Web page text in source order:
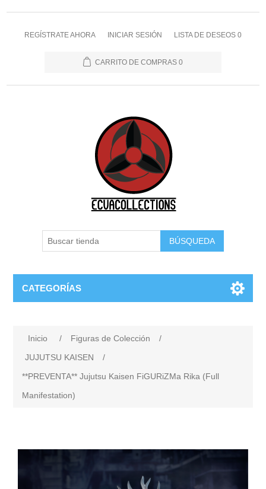
REGÍSTRATE AHORA INICIAR SESIÓN LISTA DE DESEOS 0
CARRITO DE COMPRAS 0
BÚSQUEDA
CATEGORÍAS
Inicio / Figuras de Colección
/
JUJUTSU KAISEN
/
**PREVENTA** Jujutsu Kaisen FiGURiZMa Rika (Full
Manifestation)